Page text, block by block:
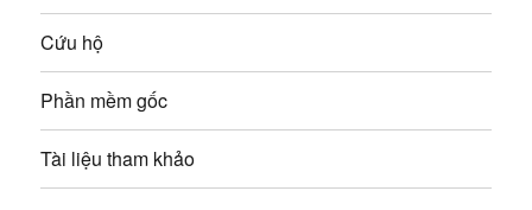
Cứu hộ
Phần mềm gốc
Tài liệu tham khảo